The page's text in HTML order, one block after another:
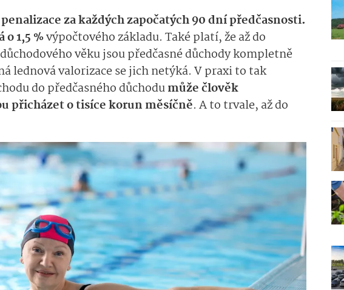
penalizace za každých započatých 90 dní předčasnosti.
1,5 %výpočtového základu. Také platí, že až do
věku jsou předčasné důchody kompletně
lednová valorizace se jich netýká. V praxi to tak
do předčasného důchodumůže člověk
přicházet o tisíce korun měsíčně. A to trvale, až do